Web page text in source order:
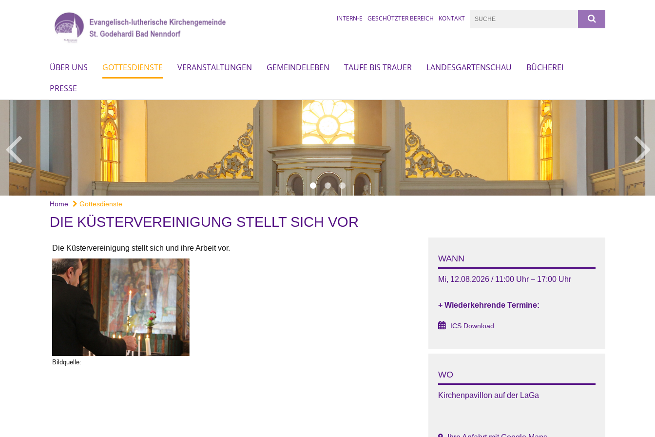
INTERN-E GESCHÜTZTER BEREICH KONTAKT
ÜBER UNS GOTTESDIENSTE VERANSTALTUNGEN GEMEINDELEBEN TAUFE BIS TRAUER LANDESGARTENSCHAU
BÜCHEREI
PRESSE
Home Gottesdienste
DIE KÜSTERVEREINIGUNG STELLT SICH VOR
Die Küstervereinigung stellt sich und ihre Arbeit vor.
Bildquelle:
WANN
Mi, 12.08.2026 / 11:00 Uhr – 17:00 Uhr
+ Wiederkehrende Termine:
ICS Download
WO
Kirchenpavillon auf der LaGa